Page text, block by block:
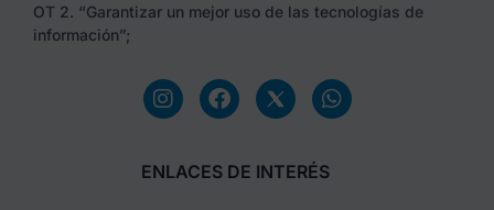
OT 2. “Garantizar un mejor uso de las tecnologías de
información”;
ENLACES DE INTERÉS